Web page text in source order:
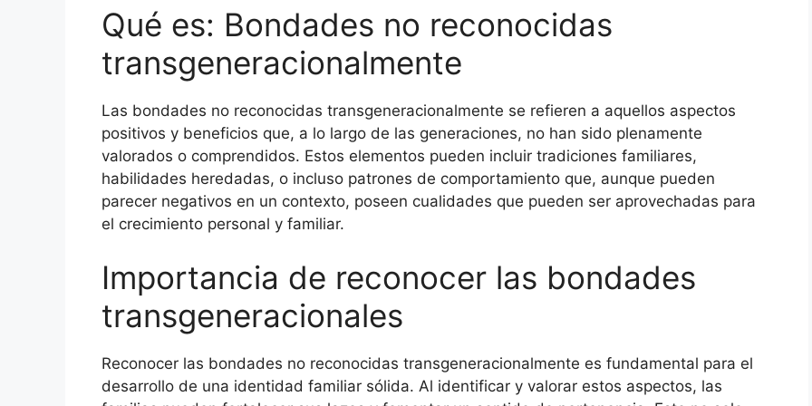
Qué es: Bondades no reconocidas
transgeneracionalmente
Las bondades no reconocidas transgeneracionalmente se refieren a aquellos aspectos
positivos y beneficios que, a lo largo de las generaciones, no han sido plenamente
valorados o comprendidos. Estos elementos pueden incluir tradiciones familiares,
habilidades heredadas, o incluso patrones de comportamiento que, aunque pueden
parecer negativos en un contexto, poseen cualidades que pueden ser aprovechadas para
el crecimiento personal y familiar.
Importancia de reconocer las bondades
transgeneracionales
Reconocer las bondades no reconocidas transgeneracionalmente es fundamental para el
desarrollo de una identidad familiar sólida. Al identificar y valorar estos aspectos, las